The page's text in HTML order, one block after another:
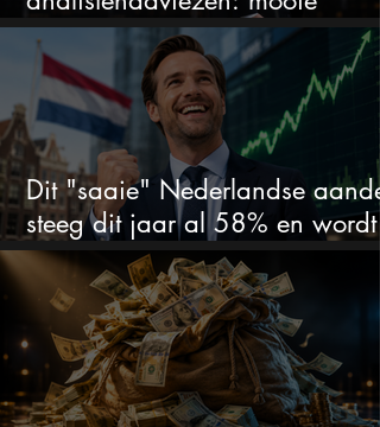
koopkans?
Dit "saaie" Nederlandse
steeg dit jaar al 58% en wordt
volgens analisten onderschat